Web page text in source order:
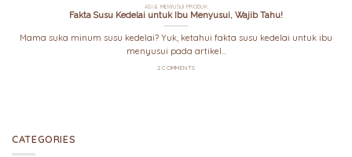
ASI & MENYUSUI PRODUK
Fakta Susu Kedelai untuk Ibu Menyusui, Wajib Tahu!
Mama suka minum susu kedelai? Yuk, ketahui fakta susu kedelai untuk ibu
menyusui pada artikel...
2 COMMENTS
CATEGORIES